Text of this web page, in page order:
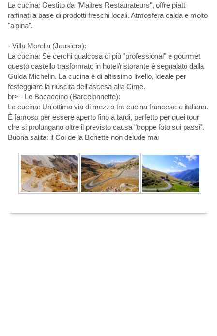
La cucina: Gestito da "Maitres Restaurateurs", offre piatti
raffinati a base di prodotti freschi locali. Atmosfera calda e molto
"alpina".
- Villa Morelia (Jausiers):
La cucina: Se cerchi qualcosa di più "professional" e gourmet,
questo castello trasformato in hotel/ristorante è segnalato dalla
Guida Michelin. La cucina è di altissimo livello, ideale per
festeggiare la riuscita dell'ascesa alla Cime.
br> - Le Bocaccino (Barcelonnette):
La cucina: Un'ottima via di mezzo tra cucina francese e italiana.
È famoso per essere aperto fino a tardi, perfetto per quei tour
che si prolungano oltre il previsto causa "troppe foto sui passi".
Buona salita: il Col de la Bonette non delude mai